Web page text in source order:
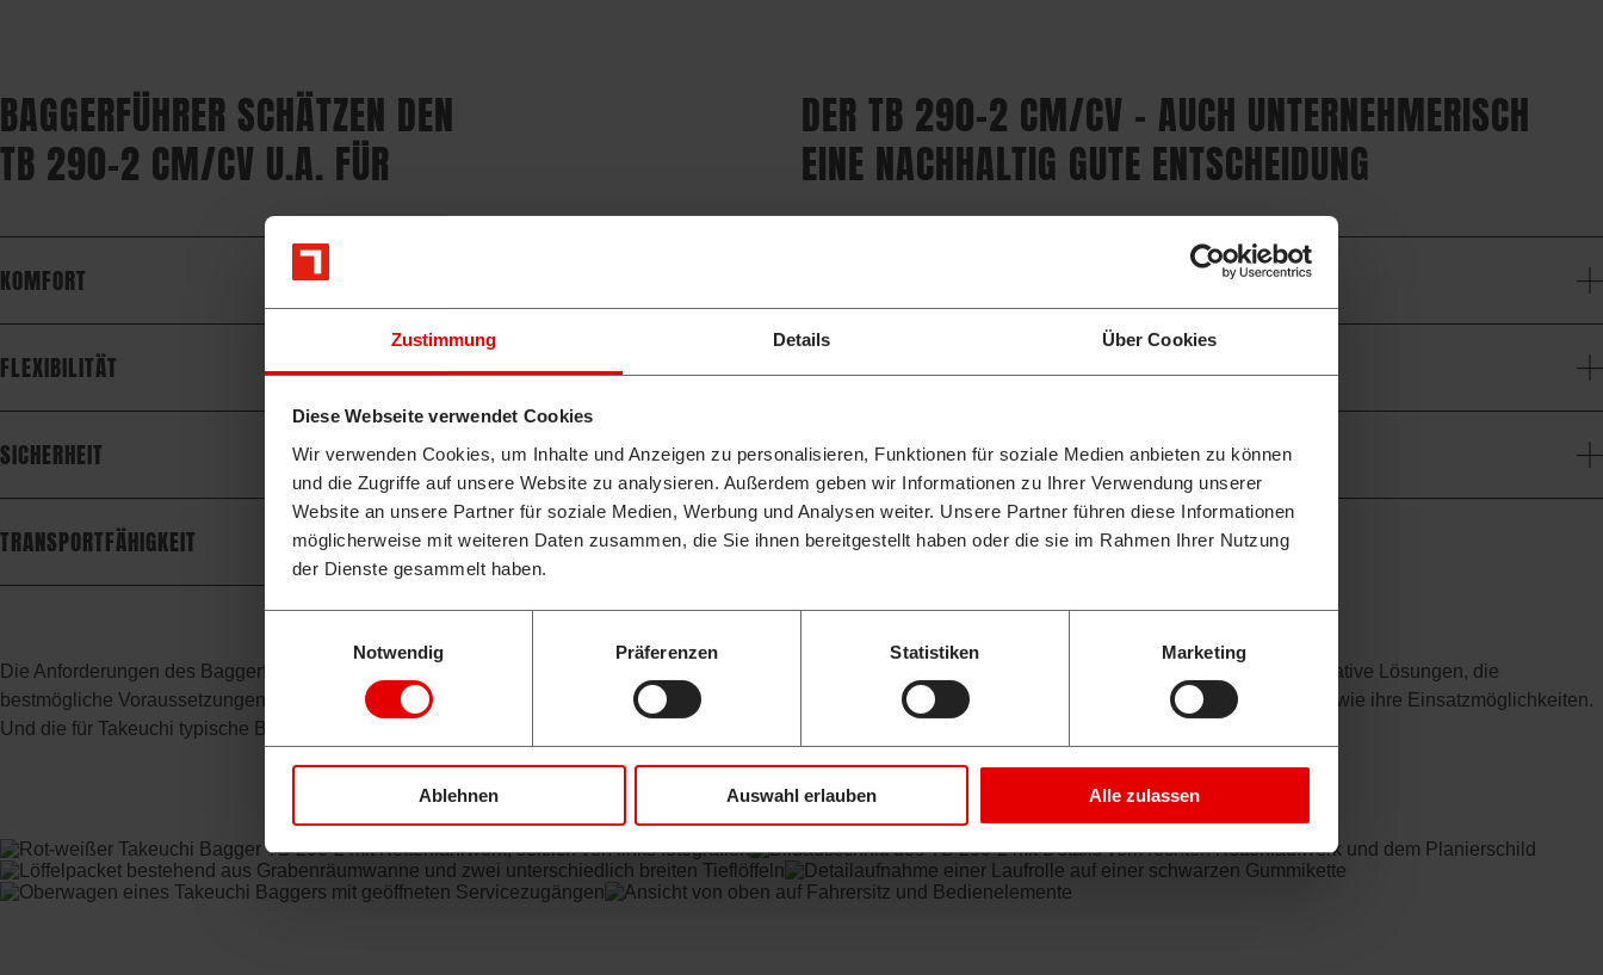
Zustimmung Details Über Cookies
Diese Webseite verwendet Cookies
Wir verwenden Cookies, um Inhalte und Anzeigen zu personalisieren, Funktionen für soziale Medien anbieten zu können
und die Zugriffe auf unsere Website zu analysieren. Außerdem geben wir Informationen zu Ihrer Verwendung unserer
Website an unsere Partner für soziale Medien, Werbung und Analysen weiter. Unsere Partner führen diese Informationen
möglicherweise mit weiteren Daten zusammen, die Sie ihnen bereitgestellt haben oder die sie im Rahmen Ihrer Nutzung
der Dienste gesammelt haben.
Notwendig
Präferenzen Statistiken Marketing
Ablehnen Auswahl erlauben Alle zulassen
BAGGERFÜHRER SCHÄTZEN DEN
TB 290-2 CM/CV U.A. FÜR
KOMFORT
FLEXIBILITÄT
SICHERHEIT
TRANSPORTFÄHIGKEIT
DER TB 290-2 CM/CV – AUCH UNTERNEHMERISCH
EINE NACHHALTIG GUTE ENTSCHEIDUNG
SPARSAMKEIT
WARTUNGSFREUNDLICHKEIT
Die Anforderungen des Baggerführers stehen im Mittelpunkt aller Entwicklungen von Takeuchi und Wilhelm Schäfer. Höchste Ansprüche an Qualität und innovative Lösungen, die
bestmögliche Voraussetzungen für Ihren Arbeitsalltag schaffen, sind unser Antrieb. Die Grundausstattung der Takeuchi Baumaschinen ist stets so umfangreich wie ihre Einsatzmöglichkeiten.
Und die für Takeuchi typische Bauweise gewährleistet Ihnen zudem höchste Langlebigkeit, Sparsamkeit und eine lange Standzeit.